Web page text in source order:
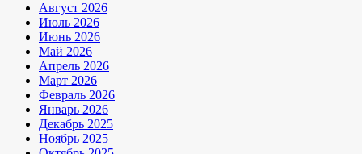
Август 2026
Июль 2026
Июнь 2026
Май 2026
Апрель 2026
Март 2026
Февраль 2026
Январь 2026
Декабрь 2025
Ноябрь 2025